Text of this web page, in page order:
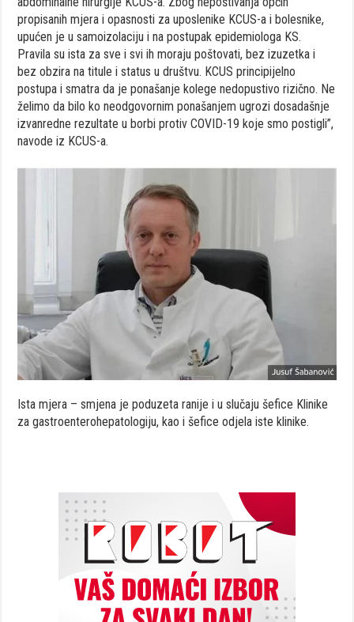
propisanih mjera i opasnosti za uposlenike KCUS-a i bolesnike,
upućen je u samoizolaciju i na postupak epidemiologa KS.
Pravila su ista za sve i svi ih moraju poštovati, bez izuzetka i
bez obzira na titule i status u društvu. KCUS principijelno
postupa i smatra da je ponašanje kolege nedopustivo rizično. Ne
želimo da bilo ko neodgovornim ponašanjem ugrozi dosadašnje
izvanredne rezultate u borbi protiv COVID-19 koje smo postigli”,
navode iz KCUS-a.
Ista mjera – smjena je poduzeta ranije i u slučaju šefice Klinike
za gastroenterohepatologiju, kao i šefice odjela iste klinike.